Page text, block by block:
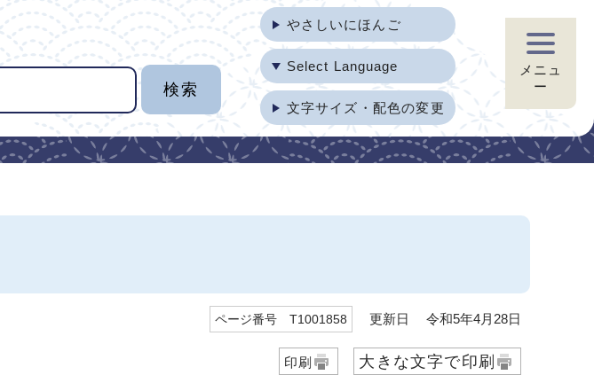
やさしいにほんご
Select Language
文字サイズ・配色の変更
メニュ
ー
ページ番号 T1001858 更新日 令和5年4月28日
印刷 大きな文字で印刷